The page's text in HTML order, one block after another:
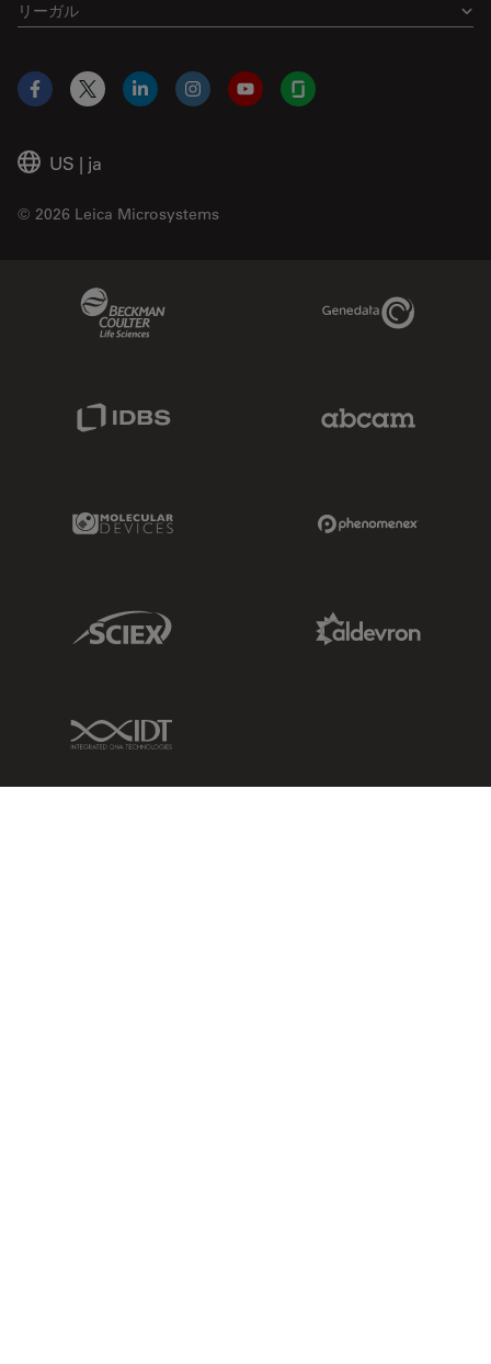
リーガル
US | ja
© 2026 Leica Microsystems
Facebook
X LinkedInInstagramYouTubeGlassdoor
Genedata Link
Molecular Devices Link
Sciex Link
IDT Link